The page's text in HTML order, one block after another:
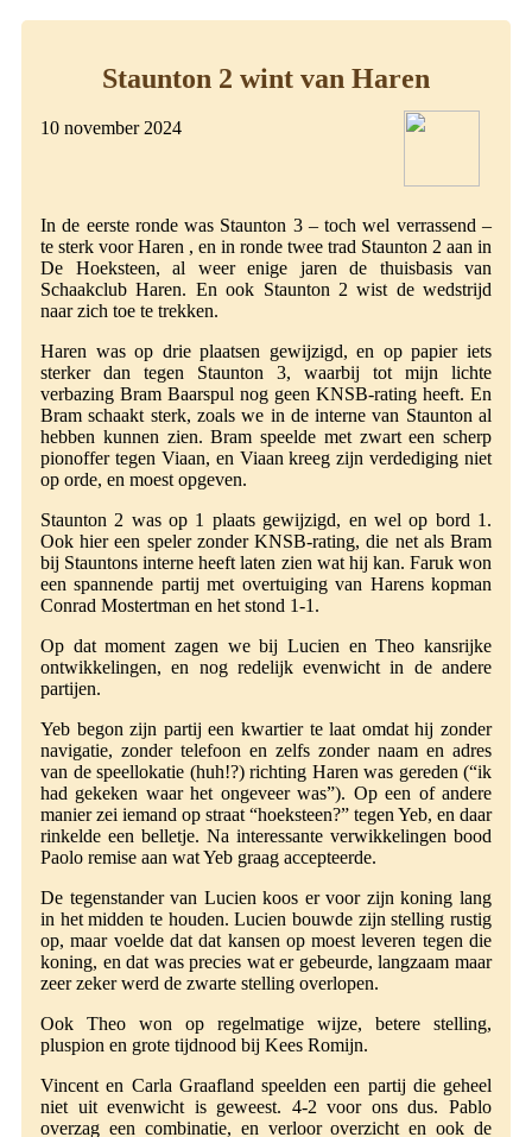
Staunton 2 wint van Haren
10 november 2024
In de eerste ronde was Staunton 3 – toch wel verrassend –
te sterk voor Haren , en in ronde twee trad Staunton 2 aan in
De Hoeksteen, al weer enige jaren de thuisbasis van
Schaakclub Haren. En ook Staunton 2 wist de wedstrijd
naar zich toe te trekken.
Haren was op drie plaatsen gewijzigd, en op papier iets
sterker dan tegen Staunton 3, waarbij tot mijn lichte
verbazing Bram Baarspul nog geen KNSB-rating heeft. En
Bram schaakt sterk, zoals we in de interne van Staunton al
hebben kunnen zien. Bram speelde met zwart een scherp
pionoffer tegen Viaan, en Viaan kreeg zijn verdediging niet
op orde, en moest opgeven.
Staunton 2 was op 1 plaats gewijzigd, en wel op bord 1.
Ook hier een speler zonder KNSB-rating, die net als Bram
bij Stauntons interne heeft laten zien wat hij kan. Faruk won
een spannende partij met overtuiging van Harens kopman
Conrad Mostertman en het stond 1-1.
Op dat moment zagen we bij Lucien en Theo kansrijke
ontwikkelingen, en nog redelijk evenwicht in de andere
partijen.
Yeb begon zijn partij een kwartier te laat omdat hij zonder
navigatie, zonder telefoon en zelfs zonder naam en adres
van de speellokatie (huh!?) richting Haren was gereden (“ik
had gekeken waar het ongeveer was”). Op een of andere
manier zei iemand op straat “hoeksteen?” tegen Yeb, en daar
rinkelde een belletje. Na interessante verwikkelingen bood
Paolo remise aan wat Yeb graag accepteerde.
De tegenstander van Lucien koos er voor zijn koning lang
in het midden te houden. Lucien bouwde zijn stelling rustig
op, maar voelde dat dat kansen op moest leveren tegen die
koning, en dat was precies wat er gebeurde, langzaam maar
zeer zeker werd de zwarte stelling overlopen.
Ook Theo won op regelmatige wijze, betere stelling,
pluspion en grote tijdnood bij Kees Romijn.
Vincent en Carla Graafland speelden een partij die geheel
niet uit evenwicht is geweest. 4-2 voor ons dus. Pablo
overzag een combinatie, en verloor overzicht en ook de